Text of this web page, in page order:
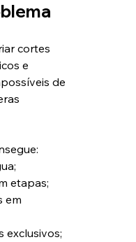
cortes
e
de
etapas;
em
exclusivos;